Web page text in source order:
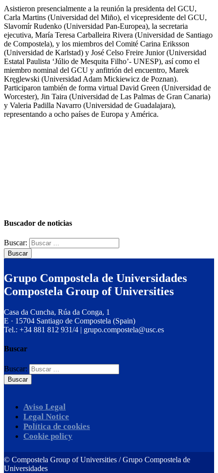
Asistieron presencialmente a la reunión la presidenta del GCU,
Carla Martins (Universidad del Miño), el vicepresidente del GCU,
Slavomír Rudenko (Universidad Pan-Europea), la secretaria
ejecutiva, María Teresa Carballeira Rivera (Universidad de Santiago
de Compostela), y los miembros del Comité Carina Eriksson
(Universidad de Karlstad) y José Celso Freire Junior (Universidad
Estatal Paulista ‘Júlio de Mesquita Filho’- UNESP), así como el
miembro nominal del GCU y anfitrión del encuentro, Marek
Kręglewski (Universidad Adam Mickiewicz de Poznan).
Participaron también de forma virtual David Green (Universidad de
Worcester), Jin Taira (Universidad de Las Palmas de Gran Canaria)
y Valeria Padilla Navarro (Universidad de Guadalajara),
representando a ocho países de Europa y América.
Buscador de noticias
Buscar:
Grupo Compostela de Universidades
Compostela Group of Universities
Casa da Cuncha, Rúa da Conga, 1
E · 15704 Santiago de Compostela (Spain)
Tel.: +34 881 812 931/4 | grupo.compostela@usc.es
Buscar
Buscar:
Aviso Legal
Legal Notice
Política de cookies
Cookie policy
© Compostela Group of Universities / Grupo Compostela de
Universidades